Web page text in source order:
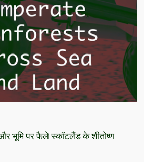
भूमि पर फैले स्कॉटलैंड के शीतोष्ण